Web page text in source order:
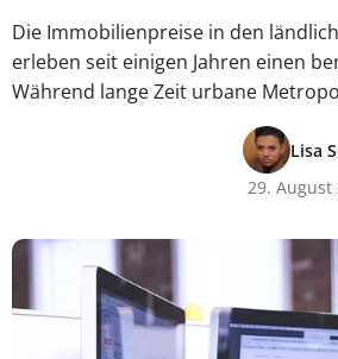
Die Immobilienpreise in den
erleben seit einigen Jahren einen
Während lange Zeit urbane
Lisa
29. August